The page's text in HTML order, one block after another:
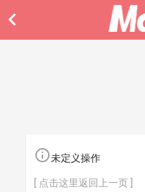

未定义操作
[ 点击这里返回上一页 ]